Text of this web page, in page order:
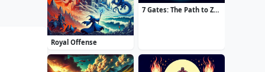
Royal Offense
7 Gates: The Path to Zamolxes